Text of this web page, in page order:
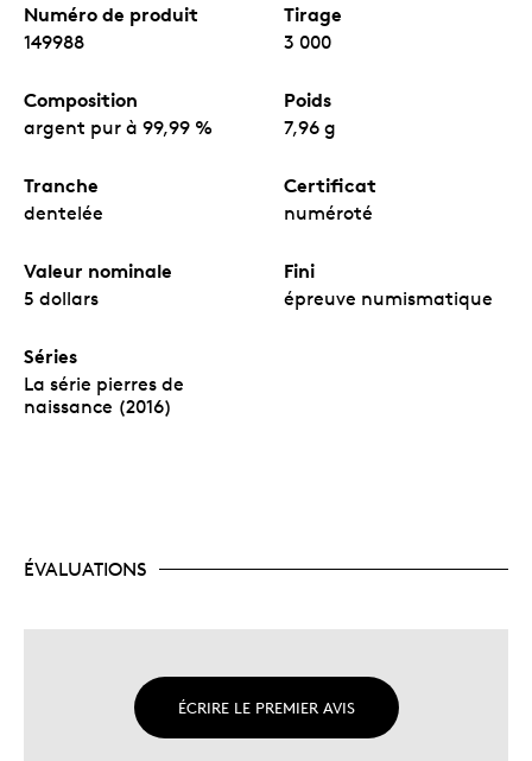
Numéro de produit
149988
Tirage
3 000
Composition
argent pur à 99,99 %
Poids
7,96 g
Tranche
dentelée
Certificat
numéroté
Valeur nominale
5 dollars
Fini
épreuve numismatique
Séries
La série pierres de
naissance (2016)
ÉVALUATIONS
ÉCRIRE LE PREMIER AVIS